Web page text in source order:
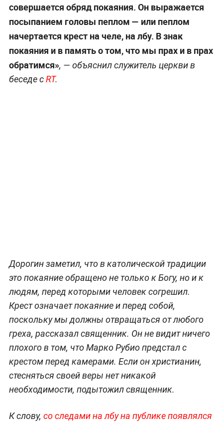
совершается обряд покаяния. Он выражается
посыпанием головы пеплом — или пеплом
начертается крест на челе, на лбу. В знак
покаяния и в память о том, что мы прах и в прах
обратимся», — объяснил служитель церкви в
беседе сRT.
Дорогин заметил, что в католической традиции
это покаяние обращено не только к Богу, но и к
людям, перед которыми человек согрешил.
Крест означает покаяние и перед собой,
поскольку мы должны отвращаться от любого
греха, рассказал священник. Он не видит ничего
плохого в том, что Марко Рубио предстал с
крестом перед камерами. Если он христианин,
стесняться своей веры нет никакой
необходимости, подытожил священник.
К слову, со следами на лбу на публике появлялся